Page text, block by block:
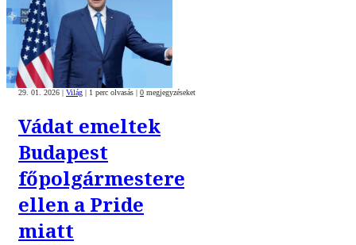
29. 01. 2026 Világ 1 perc olvasás 0 megjegyzéseket
Vádat emeltek
Budapest
főpolgármestere
ellen a Pride
miatt